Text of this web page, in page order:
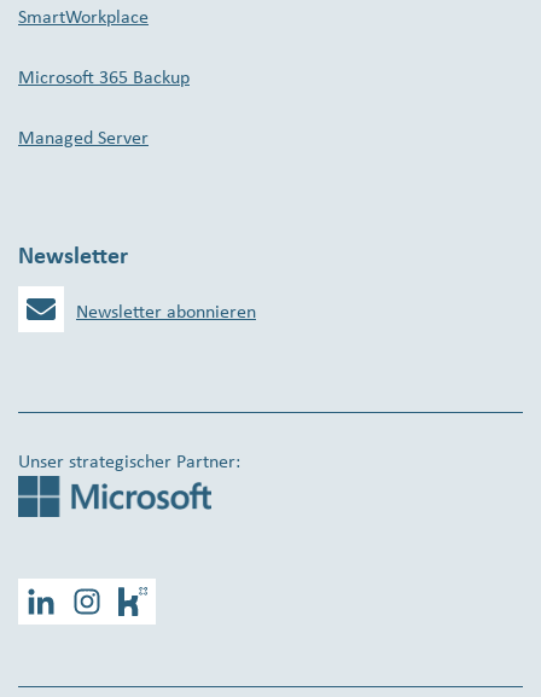
SmartWorkplace
Microsoft 365 Backup
Managed Server
Newsletter
Newsletter abonnieren
Unser strategischer Partner:
LinkedInInstagramKununu